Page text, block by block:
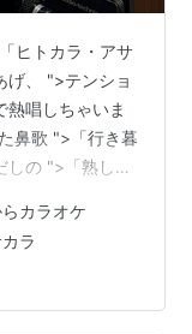
ヒトカラ・アサ
げ、 ">テンショ
熱唱しちゃいま
鼻歌 ">「行き暮
しの ">「熟した
ずさんじゃうほ
で前日に造るセ
行き暮れて」を
るかなぁ？）
カラオケ
ラ